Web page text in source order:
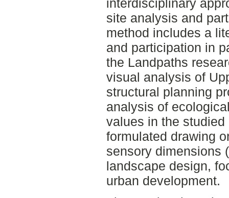
interdisciplinary
site analysis and
method includes a
and participation in
the Landpaths
visual analysis of
structural planning
analysis of
values in the
formulated drawing
sensory dimensions
landscape design,
urban development.